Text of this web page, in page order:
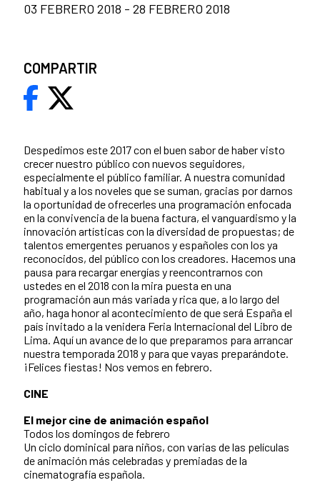
Despedimos este 2017 con el buen sabor de haber visto
crecer nuestro público con nuevos seguidores,
especialmente el público familiar. A nuestra comunidad
habitual y a los noveles que se suman, gracias por darnos
la oportunidad de ofrecerles una programación enfocada
en la convivencia de la buena factura, el vanguardismo y la
innovación artísticas con la diversidad de propuestas; de
talentos emergentes peruanos y españoles con los ya
reconocidos, del público con los creadores. Hacemos una
pausa para recargar energías y reencontrarnos con
ustedes en el 2018 con la mira puesta en una
programación aun más variada y rica que, a lo largo del
año, haga honor al acontecimiento de que será España el
país invitado a la venidera Feria Internacional del Libro de
Lima. Aquí un avance de lo que preparamos para arrancar
nuestra temporada 2018 y para que vayas preparándote.
¡Felices fiestas! Nos vemos en febrero.
CINE
El mejor cine de animación español
Todos los domingos de febrero
Un ciclo dominical para niños, con varias de las películas
de animación más celebradas y premiadas de la
cinematografía española.
03 FEBRERO 2018 - 28 FEBRERO 2018
COMPARTIR